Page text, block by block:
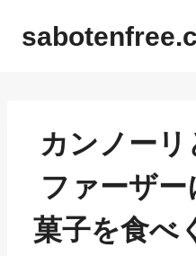
カンノー
ファーザ
菓子を食べ